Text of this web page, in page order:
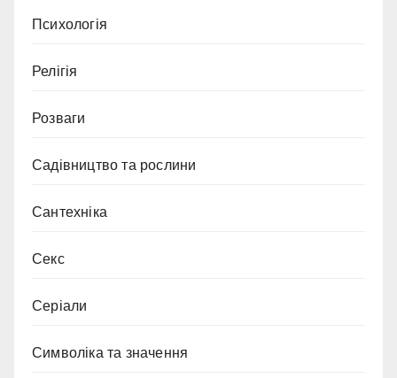
Психологія
Релігія
Розваги
Садівництво та рослини
Сантехніка
Секс
Серіали
Символіка та значення